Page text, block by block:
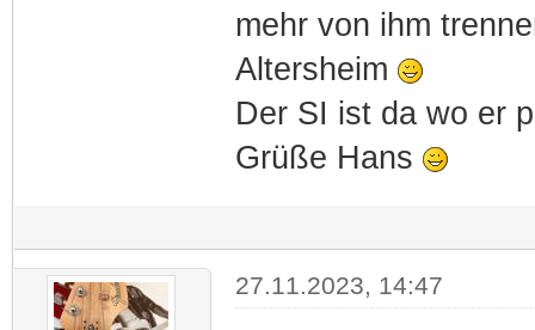
mehr von ihm
Altersheim
Der SI ist da wo er
Grüße Hans
27.11.2023, 14:47